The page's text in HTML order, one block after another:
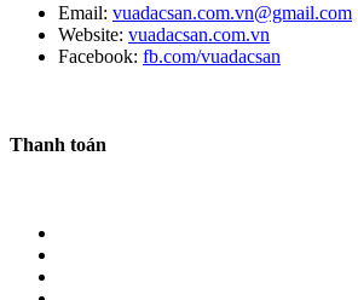
Email: vuadacsan.com.vn@gmail.com
Website: vuadacsan.com.vn
Facebook: fb.com/vuadacsan
Thanh toán